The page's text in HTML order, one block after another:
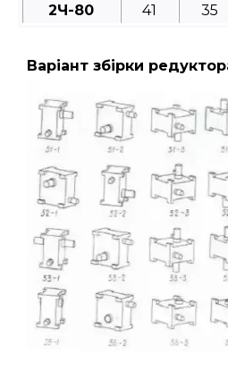
2Ч-80
41 35
Варіант збірки